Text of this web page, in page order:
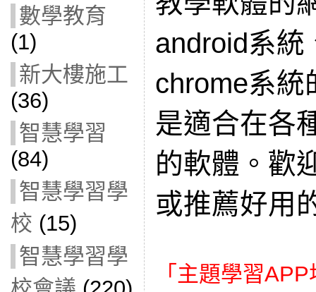
數學教育
(1)
新大樓施工
(36)
智慧學習
(84)
智慧學習學
校 (15)
智慧學習學
android系統
chrome系統
是適合在各
的軟體。歡
或推薦好用
「主題學習